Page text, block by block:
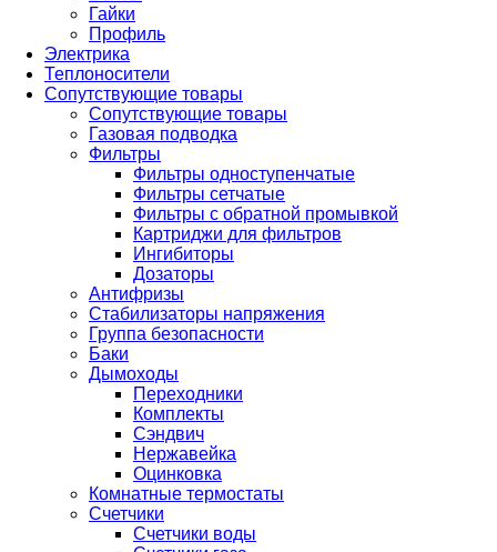
Гайки
Профиль
Электрика
Теплоносители
Сопутствующие товары
Сопутствующие товары
Газовая подводка
Фильтры
Фильтры одноступенчатые
Фильтры сетчатые
Фильтры с обратной промывкой
Картриджи для фильтров
Ингибиторы
Дозаторы
Антифризы
Стабилизаторы напряжения
Группа безопасности
Баки
Дымоходы
Переходники
Комплекты
Сэндвич
Нержавейка
Оцинковка
Комнатные термостаты
Счетчики
Счетчики воды